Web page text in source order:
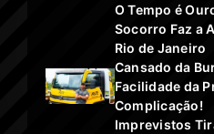
O Tempo é
Socorro Faz a
Rio de Janeiro
Cansado da
Facilidade da
Complicação!
Imprevistos